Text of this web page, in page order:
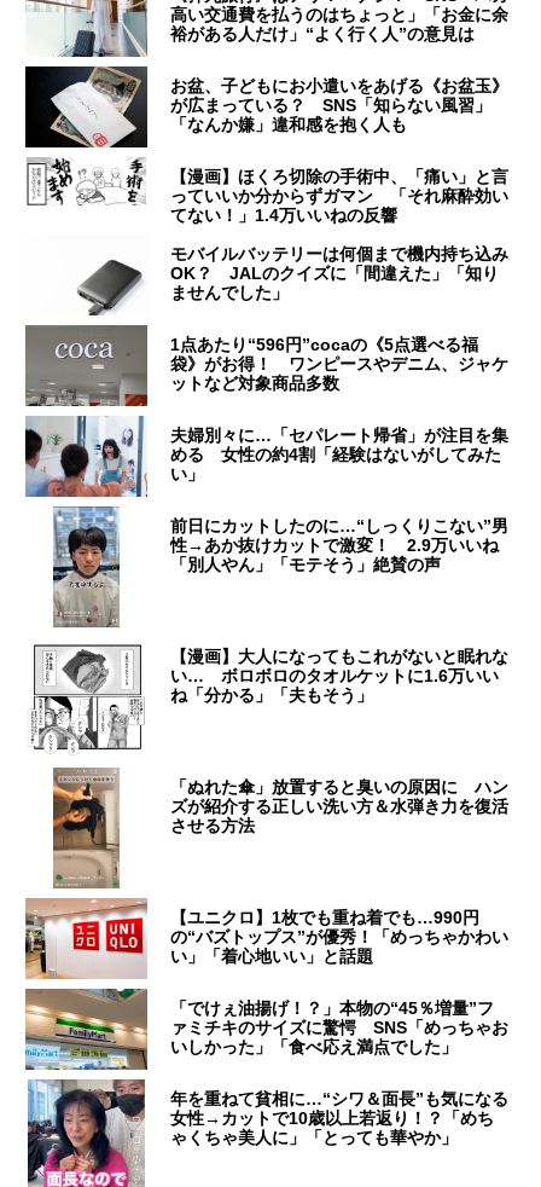
高い交通費を払うのはちょっと」「お金に余
裕がある人だけ」“よく行く人”の意見は
お盆、子どもにお小遣いをあげる《お盆玉》
が広まっている？ SNS「知らない風習」
「なんか嫌」違和感を抱く人も
【漫画】ほくろ切除の手術中、「痛い」と言
っていいか分からずガマン 「それ麻酔効い
てない！」1.4万いいねの反響
モバイルバッテリーは何個まで機内持ち込み
OK？ JALのクイズに「間違えた」「知り
ませんでした」
1点あたり“596円”cocaの《5点選べる福
袋》がお得！ ワンピースやデニム、ジャケ
ットなど対象商品多数
夫婦別々に…「セパレート帰省」が注目を集
める 女性の約4割「経験はないがしてみた
い」
前日にカットしたのに…“しっくりこない”男
性→あか抜けカットで激変！ 2.9万いいね
「別人やん」「モテそう」絶賛の声
【漫画】大人になってもこれがないと眠れな
い… ボロボロのタオルケットに1.6万いい
ね「分かる」「夫もそう」
「ぬれた傘」放置すると臭いの原因に ハン
ズが紹介する正しい洗い方＆水弾き力を復活
させる方法
【ユニクロ】1枚でも重ね着でも…990円
の“バズトップス”が優秀！「めっちゃかわい
い」「着心地いい」と話題
「でけぇ油揚げ！？」本物の“45％増量”フ
ァミチキのサイズに驚愕 SNS「めっちゃお
いしかった」「食べ応え満点でした」
年を重ねて貧相に…“シワ＆面長”も気になる
女性→カットで10歳以上若返り！？「めち
ゃくちゃ美人に」「とっても華やか」